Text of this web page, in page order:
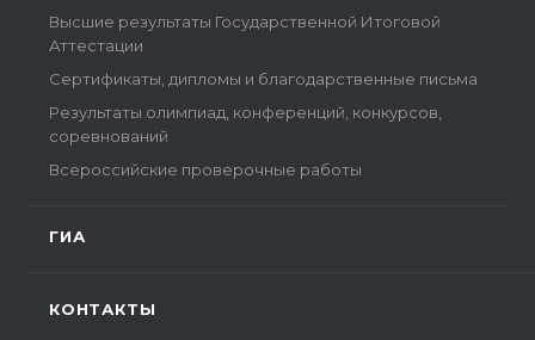
Высшие результаты Государственной Итоговой
Аттестации
Сертификаты, дипломы и благодарственные письма
Результаты олимпиад, конференций, конкурсов,
соревнований
Всероссийские проверочные работы
ГИА
КОНТАКТЫ